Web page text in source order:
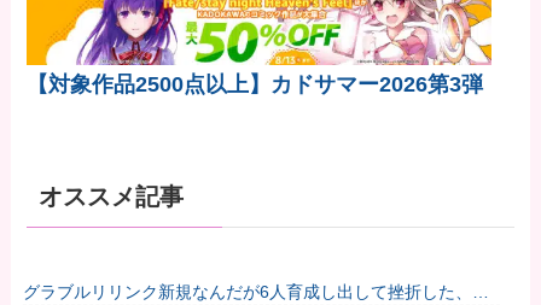
【対象作品2500点以上】カドサマー2026第3弾
オススメ記事
グラブルリリンク新規なんだが6人育成し出して挫折した、こ